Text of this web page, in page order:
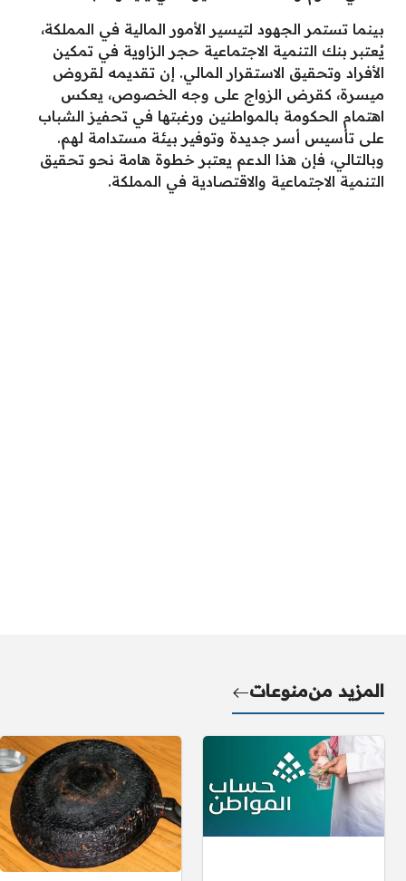
بينما تستمر الجهود لتيسير الأمور المالية في المملكة،
يُعتبر بنك التنمية الاجتماعية حجر الزاوية في تمكين
الأفراد وتحقيق الاستقرار المالي. إن تقديمه لقروض
ميسرة، كقرض الزواج على وجه الخصوص، يعكس
اهتمام الحكومة بالمواطنين ورغبتها في تحفيز الشباب
على تأسيس أسر جديدة وتوفير بيئة مستدامة لهم.
وبالتالي، فإن هذا الدعم يعتبر خطوة هامة نحو تحقيق
التنمية الاجتماعية والاقتصادية في المملكة.
المزيد منمنوعات